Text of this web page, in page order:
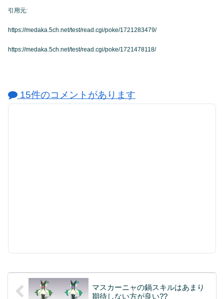
引用元:
https://medaka.5ch.net/test/read.cgi/poke/1721283479/
https://medaka.5ch.net/test/read.cgi/poke/1721478118/
15件のコメントがあります
マスカーニャの鍋スキルはあまり
期待しない方が良い??